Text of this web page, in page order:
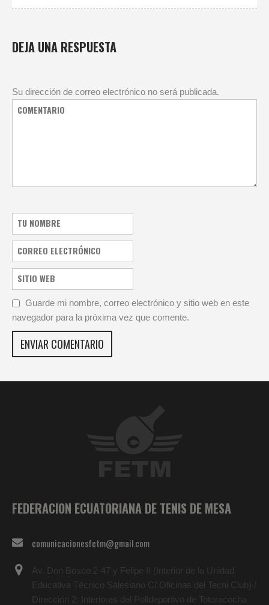
DEJA UNA RESPUESTA
Su dirección de correo electrónico no será publicada.
Guarde mi nombre, correo electrónico y sitio web en este
navegador para la próxima vez que comente.
FEDERACION ECUATORIANA DE TENIS DE MESA
comunicacionesfetm@gmail.com
Av. Don Bosco 2-47 y Felipe II (Interior de la Unidad
Educativa Técnico Salesiano C/ Oficinas del Tecni Club) /
Dirección 2: Interiores del Polideportivo de Totoracocha